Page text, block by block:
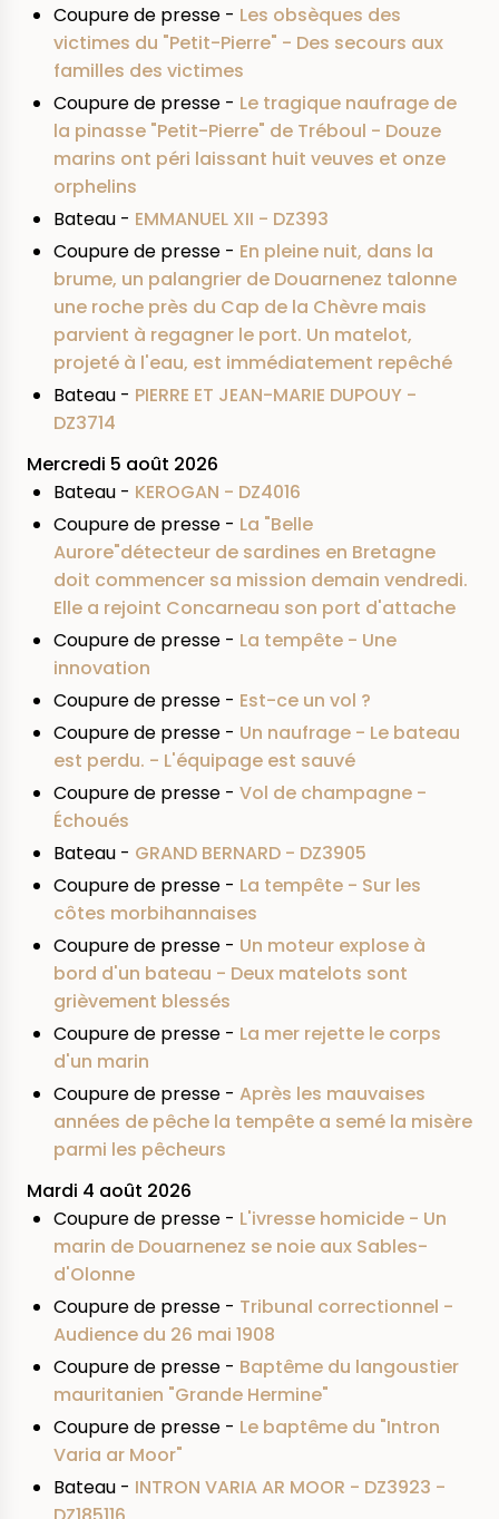
Coupure de presse - Les obsèques des
victimes du "Petit-Pierre" - Des secours aux
familles des victimes
Coupure de presse - Le tragique naufrage de
la pinasse "Petit-Pierre" de Tréboul - Douze
marins ont péri laissant huit veuves et onze
orphelins
Bateau - EMMANUEL XII - DZ393
Coupure de presse - En pleine nuit, dans la
brume, un palangrier de Douarnenez talonne
une roche près du Cap de la Chèvre mais
parvient à regagner le port. Un matelot,
projeté à l'eau, est immédiatement repêché
Bateau - PIERRE ET JEAN-MARIE DUPOUY -
DZ3714
Mercredi 5 août 2026
Bateau - KEROGAN - DZ4016
Coupure de presse - La "Belle
Aurore"détecteur de sardines en Bretagne
doit commencer sa mission demain vendredi.
Elle a rejoint Concarneau son port d'attache
Coupure de presse - La tempête - Une
innovation
Coupure de presse - Est-ce un vol ?
Coupure de presse - Un naufrage - Le bateau
est perdu. - L'équipage est sauvé
Coupure de presse - Vol de champagne -
Échoués
Bateau - GRAND BERNARD - DZ3905
Coupure de presse - La tempête - Sur les
côtes morbihannaises
Coupure de presse - Un moteur explose à
bord d'un bateau - Deux matelots sont
grièvement blessés
Coupure de presse - La mer rejette le corps
d'un marin
Coupure de presse - Après les mauvaises
années de pêche la tempête a semé la misère
parmi les pêcheurs
Mardi 4 août 2026
Coupure de presse - L'ivresse homicide - Un
marin de Douarnenez se noie aux Sables-
d'Olonne
Coupure de presse - Tribunal correctionnel -
Audience du 26 mai 1908
Coupure de presse - Baptême du langoustier
mauritanien "Grande Hermine"
Coupure de presse - Le baptême du "Intron
Varia ar Moor"
Bateau - INTRON VARIA AR MOOR - DZ3923 -